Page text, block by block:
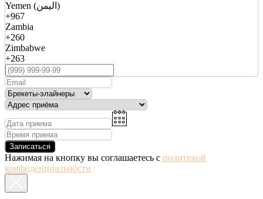
Yemen (اليمن)
+967
Zambia
+260
Zimbabwe
+263
Записаться
Нажимая на кнопку вы соглашаетесь с политикой
конфиденциальности